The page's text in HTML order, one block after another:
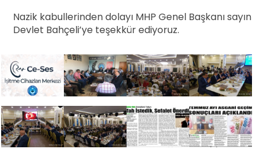
Nazik kabullerinden dolayı MHP Genel Başkanı sayın
Devlet Bahçeli’ye teşekkür ediyoruz.